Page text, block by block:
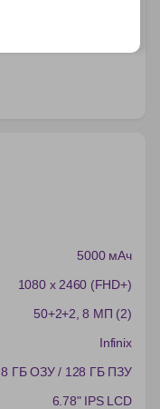
5000 мАч
1080 x 2460 (FHD+)
50+2+2 , 8 МП (2)
Infinix
8 ГБ ОЗУ / 128 ГБ ПЗУ
6.78" IPS LCD